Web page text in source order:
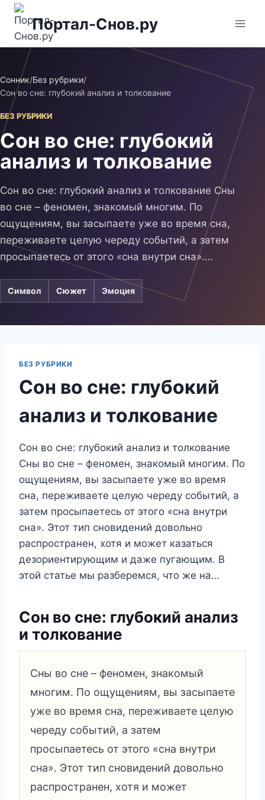
Перейти
содержимому
Портал-Снов.ру
Сонник/Без рубрики/
Сон во сне: глубокий анализ и толкование
БЕЗ РУБРИКИ
Сон во сне: глубокий
анализ и толкование
Сон во сне: глубокий анализ и толкование Сны
во сне – феномен, знакомый многим. По
ощущениям, вы засыпаете уже во время сна,
переживаете целую череду событий, а затем
просыпаетесь от этого «сна внутри сна».…
Символ Сюжет Эмоция
БЕЗ РУБРИКИ
Сон во сне: глубокий
анализ и толкование
Сон во сне: глубокий анализ и толкование
Сны во сне – феномен, знакомый многим. По
ощущениям, вы засыпаете уже во время
сна, переживаете целую череду событий, а
затем просыпаетесь от этого «сна внутри
сна». Этот тип сновидений довольно
распространен, хотя и может казаться
дезориентирующим и даже пугающим. В
этой статье мы разберемся, что же на…
Сон во сне: глубокий анализ
и толкование
Сны во сне – феномен, знакомый
многим. По ощущениям, вы засыпаете
уже во время сна, переживаете целую
череду событий, а затем
просыпаетесь от этого «сна внутри
сна». Этот тип сновидений довольно
распространен, хотя и может